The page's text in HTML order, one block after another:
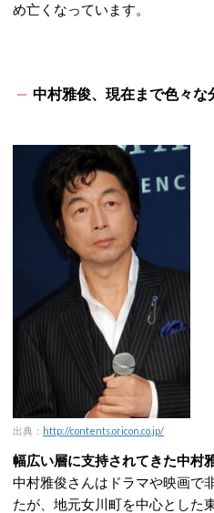
め亡くなっています。
中村雅俊、現在まで色々な
出典： http://contents.oricon.co.jp/
幅広い層に支持されてきた中村
中村雅俊さんはドラマや映画で
たが、地元女川町を中心とした